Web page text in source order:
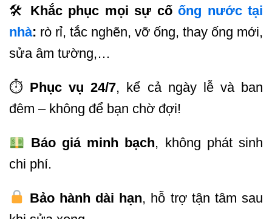
🛠 Khắc phục mọi sự cốống nước tại
nhà: rò rỉ, tắc nghẽn, vỡ ống, thay ống mới,
sửa âm tường,…
⏱ Phục vụ 24/7, kể cả ngày lễ và ban
đêm – không để bạn chờ đợi!
Báo giá minh bạch, không phát sinh
chi phí.
Bảo hành dài hạn, hỗ trợ tận tâm sau